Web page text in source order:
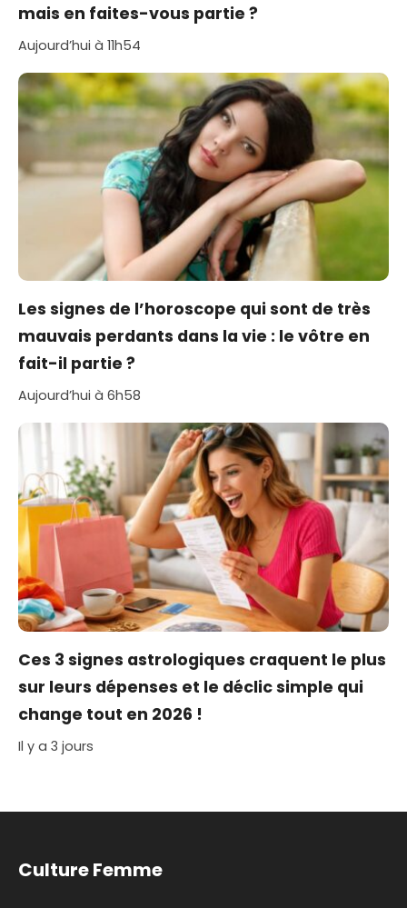
mais en faites-vous partie ?
Aujourd’hui à 11h54
Les signes de l’horoscope qui sont de très
mauvais perdants dans la vie : le vôtre en
fait-il partie ?
Aujourd’hui à 6h58
Ces 3 signes astrologiques craquent le plus
sur leurs dépenses et le déclic simple qui
change tout en 2026 !
Il y a 3 jours
Culture Femme